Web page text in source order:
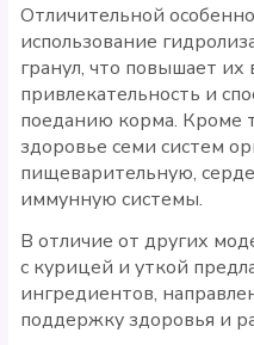
Отличительной
использование
гранул, что повышает их
привлекательность и
поеданию корма. Кроме
здоровье семи систем
пищеварительную,
иммунную системы.
В отличие от других
с курицей и уткой
ингредиентов,
поддержку здоровья и